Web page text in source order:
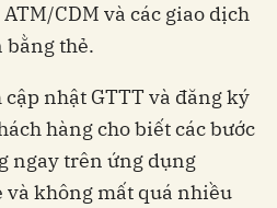
CDM và các giao dịch
thẻ.
nhật GTTT và đăng ký
hàng cho biết các bước
ngay trên ứng dụng
không mất quá nhiều